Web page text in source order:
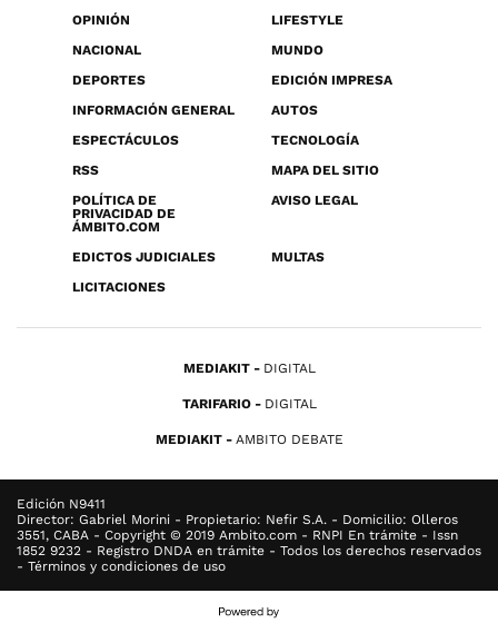
OPINIÓN
LIFESTYLE
NACIONAL
MUNDO
DEPORTES
EDICIÓN IMPRESA
INFORMACIÓN GENERAL
AUTOS
ESPECTÁCULOS
TECNOLOGÍA
RSS
MAPA DEL SITIO
POLÍTICA DE
PRIVACIDAD DE
ÁMBITO.COM
AVISO LEGAL
EDICTOS JUDICIALES
MULTAS
LICITACIONES
MEDIAKIT DIGITAL
TARIFARIO DIGITAL
MEDIAKIT AMBITO DEBATE
Edición N9411
Director: Gabriel Morini - Propietario: Nefir S.A. - Domicilio: Olleros
3551, CABA - Copyright © 2019 Ambito.com - RNPI En trámite - Issn
1852 9232 - Registro DNDA en trámite - Todos los derechos reservados
- Términos y condiciones de uso